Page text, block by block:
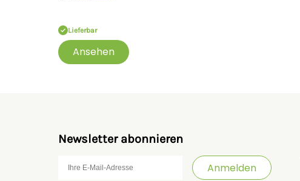
Lieferbar
Ansehen
Newsletter abonnieren
Anmelden